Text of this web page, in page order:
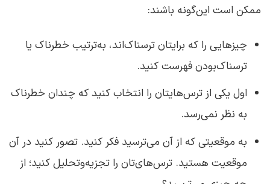
ممکن است این‌گونه باشند:
چیزهایی را که برایتان ترسناک‌اند، به‌ترتیب خطرناک یا
ترسناک‌بودن فهرست کنید.
اول یکی از ترس‌هایتان را انتخاب کنید که چندان خطرناک
به نظر نمی‌رسد.
به موقعیتی که از آن می‌ترسید فکر کنید. تصور کنید در آن
موقعیت هستید. ترس‌های‌تان را تجزیه‌وتحلیل کنید؛ از